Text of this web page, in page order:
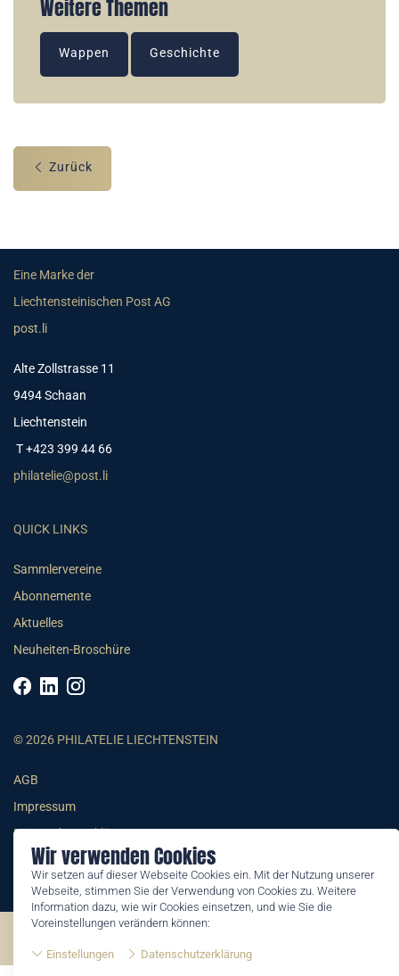
Wir verwenden Cookies
Wir setzen auf dieser Webseite Cookies ein. Mit der Nutzung unserer
Webseite, stimmen Sie der Verwendung von Cookies zu. Weitere
Information dazu, wie wir Cookies einsetzen, und wie Sie die
Voreinstellungen verändern können:
Einstellungen Datenschutzerklärung
Weitere Themen
Wappen Geschichte
Zurück
Eine Marke der
Liechtensteinischen Post AG
post.li
Alte Zollstrasse 11
9494 Schaan
Liechtenstein
T +423 399 44 66
philatelie@post.li
QUICK LINKS
Sammlervereine
Abonnemente
Aktuelles
Neuheiten-Broschüre
© 2026 PHILATELIE LIECHTENSTEIN
AGB
Impressum
Datenschutzerklärung